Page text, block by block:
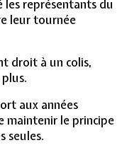
les représentants du
leur tournée
droit à un colis,
aux années
maintenir le principe
seules.